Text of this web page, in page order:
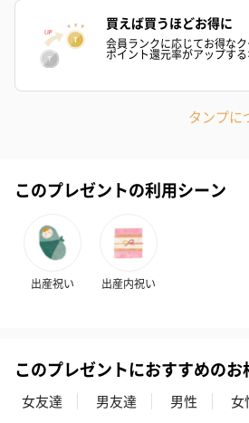
の＋αにおすすめです。
花束ハンドタオル（ピ
花束ハンドタ
買えば買うほどお得に
会員ランクに応じてお得なク
ポイント還元率がアップす
タンプに
このプレゼントの利用シーン
出産祝い 出産内祝い
このプレゼントにおすすめのお
女友達 男友達 男性 女